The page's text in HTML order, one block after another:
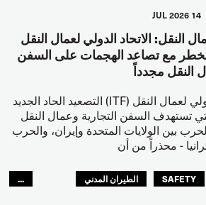
14 JUL 2026
النقل: الاتحاد الدولي لعمال النقل
مع تصاعد الهجمات على السفن
النقل مجدداً
يدين الاتحاد الدولي لعمال النقل (ITF) التصعيد الحاد الجديد
تستهدف السفن التجارية وعمال النقل
بين الولايات المتحدة وإيران، والحرب
- محذراً من أن
SAFETY
الطيران المدني
...